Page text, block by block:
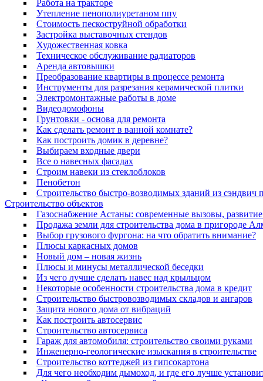
Работа на тракторе
Утепление пенополиуретаном ппу
Стоимость пескоструйной обработки
Застройка выставочных стендов
Художественная ковка
Техническое обслуживание радиаторов
Аренда автовышки
Преобразование квартиры в процессе ремонта
Инструменты для разрезания керамической плитки
Электромонтажные работы в доме
Видеодомофоны
Грунтовки - основа для ремонта
Как сделать ремонт в ванной комнате?
Как построить домик в деревне?
Выбираем входные двери
Все о навесных фасадах
Строим навеки из стеклоблоков
Пенобетон
Строительство быстро-возводимых зданий из сэндвич
Строительство объектов
Газоснабжение Астаны: современные вызовы,
Продажа земли для строительства дома в пригороде
Выбор грузового фургона: на что обратить внимание?
Плюсы каркасных домов
Новый дом – новая жизнь
Плюсы и минусы металлической беседки
Из чего лучше сделать навес над крыльцом
Некоторые особенности строительства дома в кредит
Строительство быстровозводимых складов и ангаров
Защита нового дома от вибраций
Как построить автосервис
Строительство автосервиса
Гараж для автомобиля: строительство своими руками
Инженерно-геологические изыскания в строительстве
Строительство коттеджей из гипсокартона
Для чего необходим дымоход, и где его лучше